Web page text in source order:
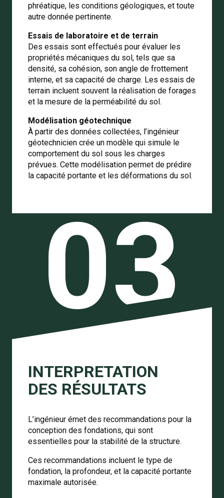
phréatique, les conditions géologiques, et toute
autre donnée pertinente.
Essais de laboratoire et de terrain
Des essais sont effectués pour évaluer les
propriétés mécaniques du sol, tels que sa
densité, sa cohésion, son angle de frottement
interne, et sa capacité de charge. Les essais de
terrain incluent souvent la réalisation de forages
et la mesure de la perméabilité du sol.
Modélisation géotechnique
À partir des données collectées, l’ingénieur
géotechnicien crée un modèle qui simule le
comportement du sol sous les charges
prévues. Cette modélisation permet de prédire
la capacité portante et les déformations du sol.
03
INTERPRETATION
DES RÉSULTATS
L’ingénieur émet des recommandations pour la
conception des fondations, qui sont
essentielles pour la stabilité de la structure.
Ces recommandations incluent le type de
fondation, la profondeur, et la capacité portante
maximale autorisée.